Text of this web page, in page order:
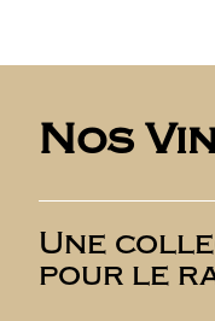
Nos
Une
pour le